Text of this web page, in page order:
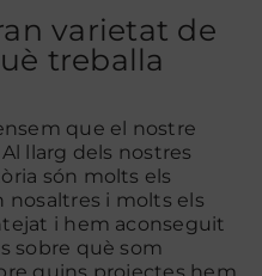
varietat de
treballa
que el nostre
llarg dels nostres
són molts els
i molts els
i hem aconseguit
sobre què som